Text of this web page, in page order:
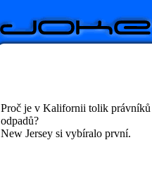
Proč je v Kalifornii tolik
odpadů?
New Jersey si vybíralo první.